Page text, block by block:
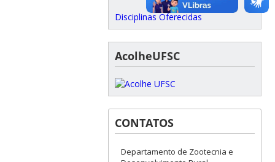
Disciplinas Oferecidas
AcolheUFSC
CONTATOS
Departamento de Zootecnia e